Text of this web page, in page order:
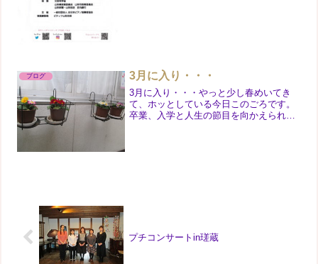
ブログ 3月に入り・・・
3月に入り・・・やっと少し春めいてき
て、ホッとしている今日このごろです。
卒業、入学と人生の節目を向かえられる
プチコンサートin瑳蔵